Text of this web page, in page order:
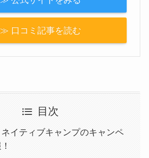
≫ 口コミ記事を読む
目次
ネイティブキャンプのキャンペ